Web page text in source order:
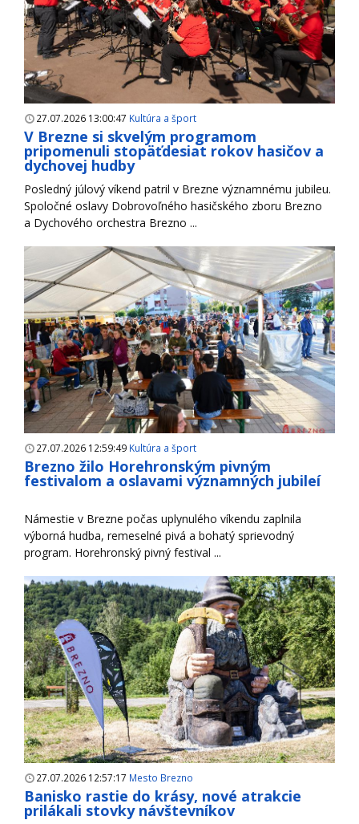
27.07.2026 13:00:47 Kultúra a šport
V Brezne si skvelým programom
pripomenuli stopäťdesiat rokov hasičov a
dychovej hudby
Posledný júlový víkend patril v Brezne významnému jubileu.
Spoločné oslavy Dobrovoľného hasičského zboru Brezno
a Dychového orchestra Brezno ...
27.07.2026 12:59:49 Kultúra a šport
Brezno žilo Horehronským pivným
festivalom a oslavami významných jubileí
Námestie v Brezne počas uplynulého víkendu zaplnila
výborná hudba, remeselné pivá a bohatý sprievodný
program. Horehronský pivný festival ...
27.07.2026 12:57:17 Mesto Brezno
Banisko rastie do krásy, nové atrakcie
prilákali stovky návštevníkov